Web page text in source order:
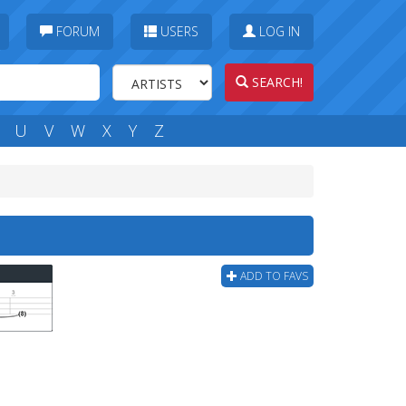
FORUM USERS LOG IN
SEARCH!
U V W X Y Z
ADD TO FAVS